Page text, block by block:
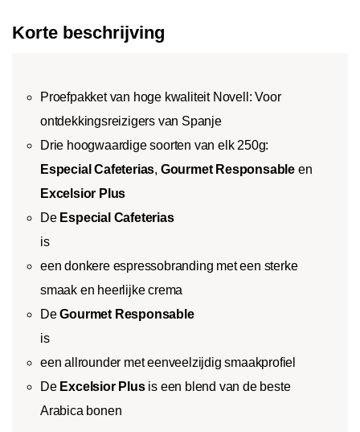
Korte beschrijving
Proefpakket van hoge kwaliteit Novell: Voor
ontdekkingsreizigers van Spanje
Drie hoogwaardige soorten van elk 250g:
Especial Cafeterias, Gourmet Responsable en
Excelsior Plus
De Especial Cafeterias
is
een donkere espressobranding met een sterke
smaak en heerlijke crema
DeGourmet Responsable
is
een allrounder met eenveelzijdig smaakprofiel
De Excelsior Plus is een blend van de beste
Arabica bonen